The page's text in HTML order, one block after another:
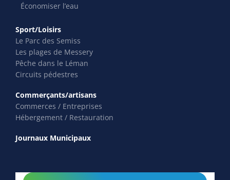
Économiser l’eau
Sport/Loisirs
Le Parc des Semiss
Les plages de Messery
Pêche dans le Léman
Circuits pédestres
Commerçants/artisans
Commerces / Entreprises
Hébergement / Restauration
Journaux Municipaux